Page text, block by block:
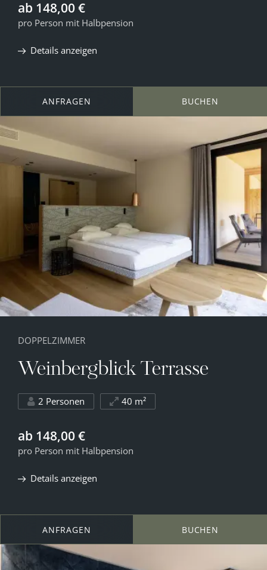
ab 148,00 €
pro Person mit Halbpension
Details anzeigen
ANFRAGEN BUCHEN
DOPPELZIMMER
Weinbergblick Terrasse
2 Personen 40 m²
ab 148,00 €
pro Person mit Halbpension
Details anzeigen
ANFRAGEN BUCHEN